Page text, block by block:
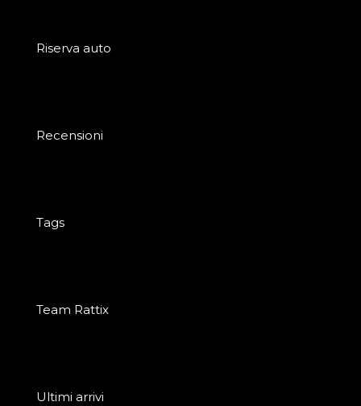
Riserva auto
Recensioni
Tags
Team Rattix
Ultimi arrivi